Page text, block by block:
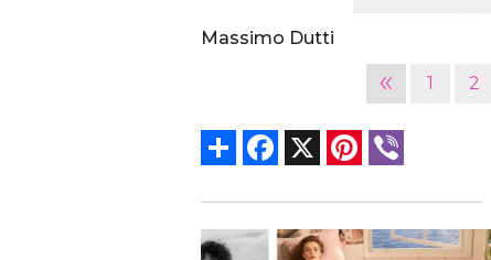
Massimo Dutti
« 1 2
Share Facebook Pinterest